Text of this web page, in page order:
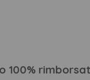
100%